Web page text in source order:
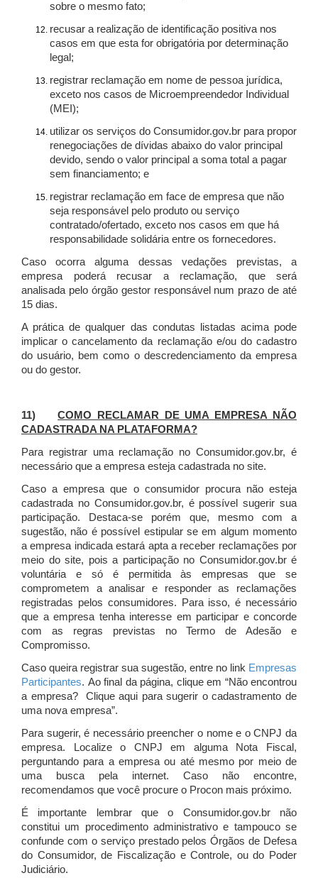
sobre o mesmo fato;
recusar a realização de identificação positiva nos
casos em que esta for obrigatória por determinação
legal;
registrar reclamação em nome de pessoa jurídica,
exceto nos casos de Microempreendedor Individual
(MEI);
utilizar os serviços do Consumidor.gov.br para propor
renegociações de dívidas abaixo do valor principal
devido, sendo o valor principal a soma total a pagar
sem financiamento; e
registrar reclamação em face de empresa que não
seja responsável pelo produto ou serviço
contratado/ofertado, exceto nos casos em que há
responsabilidade solidária entre os fornecedores.
Caso ocorra alguma dessas vedações previstas, a
empresa poderá recusar a reclamação, que será
analisada pelo órgão gestor responsável num prazo de até
15 dias.
A prática de qualquer das condutas listadas acima pode
implicar o cancelamento da reclamação e/ou do cadastro
do usuário, bem como o descredenciamento da empresa
ou do gestor.
11)COMO RECLAMAR DE UMA EMPRESA NÃO
CADASTRADA NA PLATAFORMA?
Para registrar uma reclamação no Consumidor.gov.br, é
necessário que a empresa esteja cadastrada no site.
Caso a empresa que o consumidor procura não esteja
cadastrada no Consumidor.gov.br, é possível sugerir sua
participação. Destaca-se porém que, mesmo com a
sugestão, não é possível estipular se em algum momento
a empresa indicada estará apta a receber reclamações por
meio do site, pois a participação no Consumidor.gov.br é
voluntária e só é permitida às empresas que se
comprometem a analisar e responder as reclamações
registradas pelos consumidores. Para isso, é necessário
que a empresa tenha interesse em participar e concorde
com as regras previstas no Termo de Adesão e
Compromisso.
Caso queira registrar sua sugestão, entre no link Empresas
Participantes. Ao final da página, clique em “Não encontrou
a empresa? Clique aqui para sugerir o cadastramento de
uma nova empresa”.
Para sugerir, é necessário preencher o nome e o CNPJ da
empresa. Localize o CNPJ em alguma Nota Fiscal,
perguntando para a empresa ou até mesmo por meio de
uma busca pela internet. Caso não encontre,
recomendamos que você procure o Procon mais próximo.
É importante lembrar que o Consumidor.gov.br não
constitui um procedimento administrativo e tampouco se
confunde com o serviço prestado pelos Órgãos de Defesa
do Consumidor, de Fiscalização e Controle, ou do Poder
Judiciário.